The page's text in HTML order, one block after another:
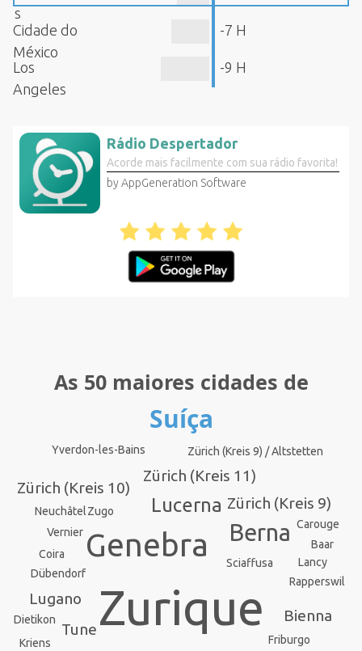
s
Cidade do
México
-7 H
Los
Angeles
-9 H
Rádio Despertador
Acorde mais facilmente com sua rádio favorita!
by AppGeneration Software
As 50 maiores cidades de
Suíça
Zurique
Genebra Berna
Lucerna
Lugano
Zürich (Kreis 11)
Bienna
Zürich (Kreis 9)
Tune
Zürich (Kreis 10)
Rapperswil
Sciaffusa
Friburgo
Coira
Neuchâtel
Vernier
Zürich (Kreis 9) / Altstetten
Lancy
Kriens
Yverdon-les-Bains
Zugo
Dietikon
Baar
Dübendorf
Carouge